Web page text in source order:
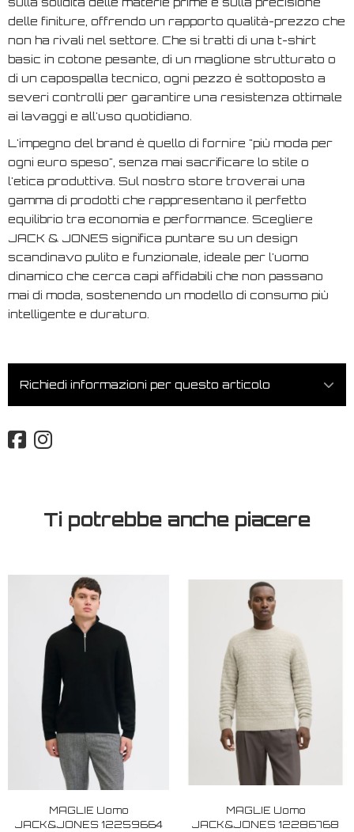
delle finiture, offrendo un rapporto qualità-prezzo che
non ha rivali nel settore. Che si tratti di una t-shirt
basic in cotone pesante, di un maglione strutturato o
di un capospalla tecnico, ogni pezzo è sottoposto a
severi controlli per garantire una resistenza ottimale
ai lavaggi e all'uso quotidiano.
L'impegno del brand è quello di fornire "più moda per
ogni euro speso", senza mai sacrificare lo stile o
l'etica produttiva. Sul nostro store troverai una
gamma di prodotti che rappresentano il perfetto
equilibrio tra economia e performance. Scegliere
JACK & JONES significa puntare su un design
scandinavo pulito e funzionale, ideale per l'uomo
dinamico che cerca capi affidabili che non passano
mai di moda, sostenendo un modello di consumo più
intelligente e duraturo.
Richiedi informazioni per questo articolo
Ti potrebbe anche piacere
MAGLIE Uomo
JACK&JONES 12259664
MAGLIE Uomo
JACK&JONES 12286768